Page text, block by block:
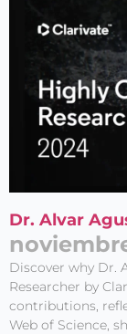
Dr. Alvar
Discover why Dr.
Researcher by
contributions,
Web of Science,